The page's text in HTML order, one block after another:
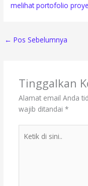
melihat portofolio
← Pos Sebelumnya
Tinggalkan
Alamat email Anda
wajib ditandai *